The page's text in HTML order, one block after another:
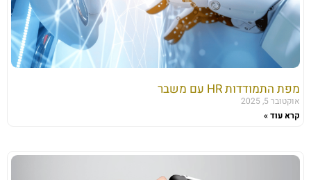
מפת התמודדות HR עם משבר
אוקטובר 5, 2025
קרא עוד »